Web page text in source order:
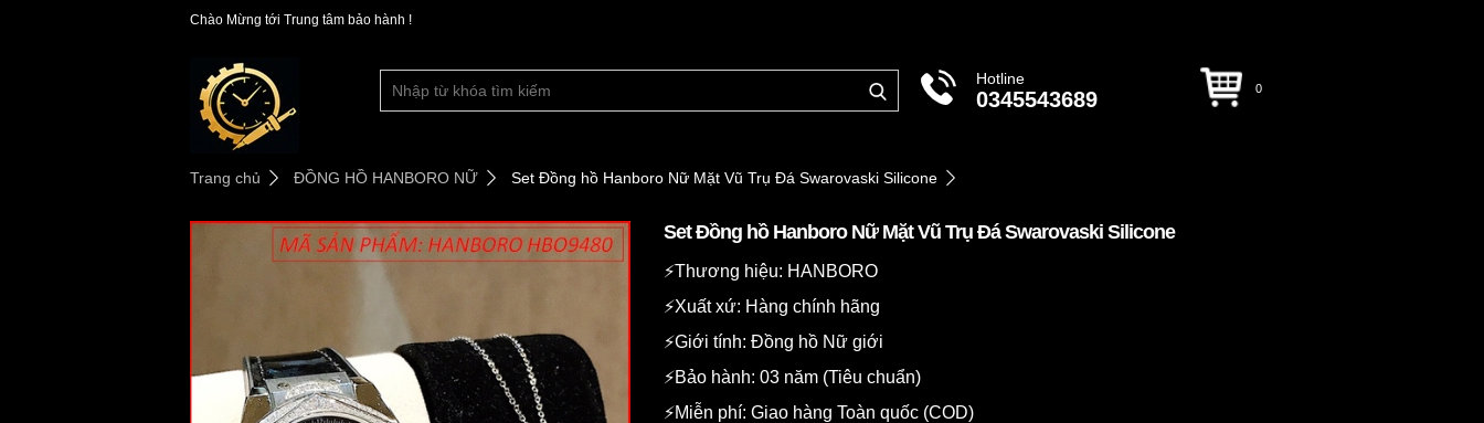
Chào Mừng tới Trung tâm bảo hành !
Hotline
0345543689 0
Trang chủ ĐỒNG HỒ HANBORO NỮ Set Đồng hồ Hanboro Nữ Mặt Vũ Trụ Đá Swarovaski Silicone
Set Đồng hồ Hanboro Nữ Mặt Vũ Trụ Đá Swarovaski Silicone
⚡️Thương hiệu: HANBORO
⚡️Xuất xứ: Hàng chính hãng
⚡️Giới tính: Đồng hồ Nữ giới
⚡️Bảo hành: 03 năm (Tiêu chuẩn)
⚡️Miễn phí: Giao hàng Toàn quốc (COD)